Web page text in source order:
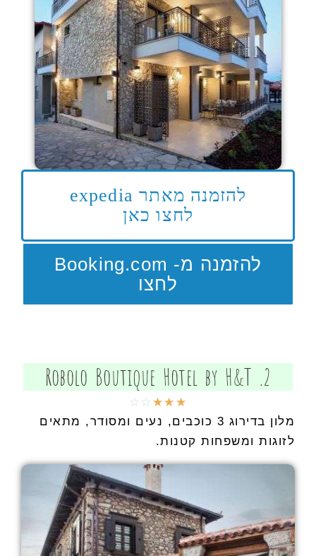
להזמנה מאתר expedia
לחצו כאן
להזמנה מ- Booking.com
לחצו
2. Robolo Boutique Hotel by H&T
☆
☆
☆
☆
☆
מלון בדירוג 3 כוכבים, נעים ומסודר, מתאים
לזוגות ומשפחות קטנות.